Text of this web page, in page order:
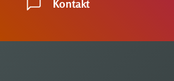
Kontakt